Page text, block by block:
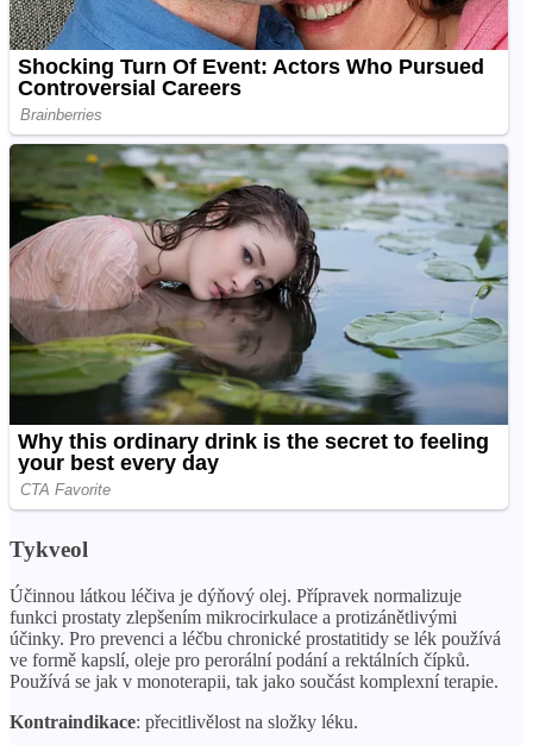
Tykveol
Účinnou látkou léčiva je dýňový olej. Přípravek normalizuje
funkci prostaty zlepšením mikrocirkulace a protizánětlivými
účinky. Pro prevenci a léčbu chronické prostatitidy se lék používá
ve formě kapslí, oleje pro perorální podání a rektálních čípků.
Používá se jak v monoterapii, tak jako součást komplexní terapie.
Kontraindikace: přecitlivělost na složky léku.